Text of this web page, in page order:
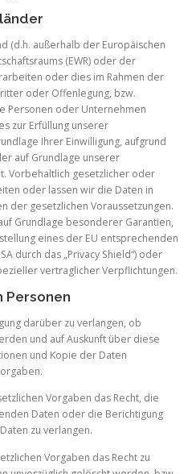
(d.h. außerhalb der Europäischen
(EWR) oder der
oder dies im Rahmen der
oder Offenlegung, bzw.
Personen oder Unternehmen
zur Erfüllung unserer
Ihrer Einwilligung, aufgrund
auf Grundlage unserer
Vorbehaltlich gesetzlicher oder
oder lassen wir die Daten in
der gesetzlichen Voraussetzungen.
Grundlage besonderer Garantien,
eines der EU entsprechenden
durch das „Privacy Shield“) oder
vertraglicher Verpflichtungen.
Personen
darüber zu verlangen, ob
und auf Auskunft über diese
und Kopie der Daten
Vorgaben das Recht, die
Daten oder die Berichtigung
zu verlangen.
Vorgaben das Recht zu